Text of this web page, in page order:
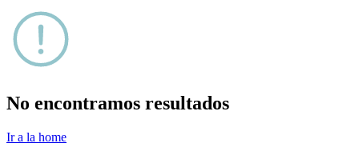
No encontramos resultados
Ir a la home